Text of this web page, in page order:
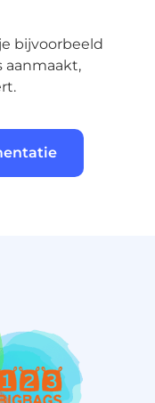
bijvoorbeeld
aanmaakt,